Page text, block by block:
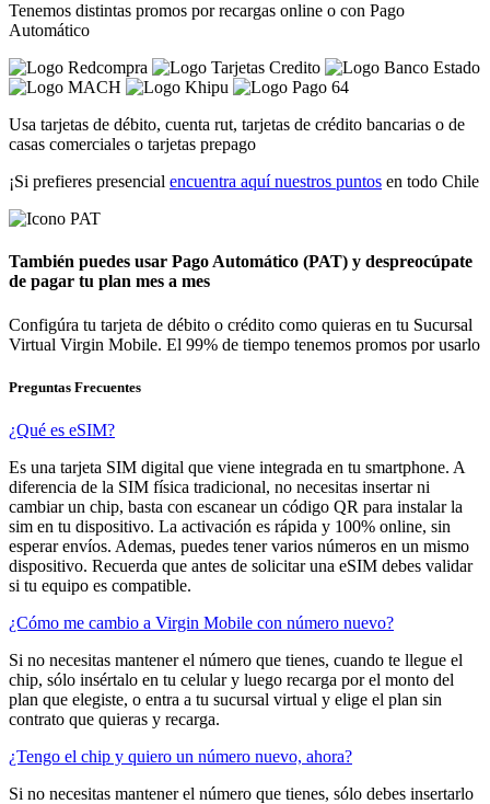
Tenemos distintas promos por recargas online o con Pago
Automático
Usa tarjetas de débito, cuenta rut, tarjetas de crédito bancarias o de
casas comerciales o tarjetas prepago
¡Si prefieres presencial encuentra aquí nuestros puntos en todo Chile
También puedes usar Pago Automático (PAT) y despreocúpate
de pagar tu plan mes a mes
Configúra tu tarjeta de débito o crédito como quieras en tu Sucursal
Virtual Virgin Mobile. El 99% de tiempo tenemos promos por usarlo
Preguntas Frecuentes
¿Qué es eSIM?
Es una tarjeta SIM digital que viene integrada en tu smartphone. A
diferencia de la SIM física tradicional, no necesitas insertar ni
cambiar un chip, basta con escanear un código QR para instalar la
sim en tu dispositivo. La activación es rápida y 100% online, sin
esperar envíos. Ademas, puedes tener varios números en un mismo
dispositivo. Recuerda que antes de solicitar una eSIM debes validar
si tu equipo es compatible.
¿Cómo me cambio a Virgin Mobile con número nuevo?
Si no necesitas mantener el número que tienes, cuando te llegue el
chip, sólo insértalo en tu celular y luego recarga por el monto del
plan que elegiste, o entra a tu sucursal virtual y elige el plan sin
contrato que quieras y recarga.
¿Tengo el chip y quiero un número nuevo, ahora?
Si no necesitas mantener el número que tienes, sólo debes insertarlo